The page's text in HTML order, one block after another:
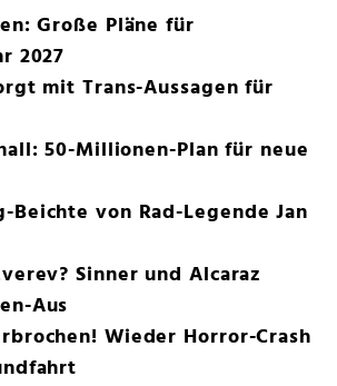
Große Pläne für
2027
mit Trans-Aussagen für
50-Millionen-Plan für neue
Beichte von Rad-Legende Jan
Sinner und Alcaraz
Aus
Wieder Horror-Crash